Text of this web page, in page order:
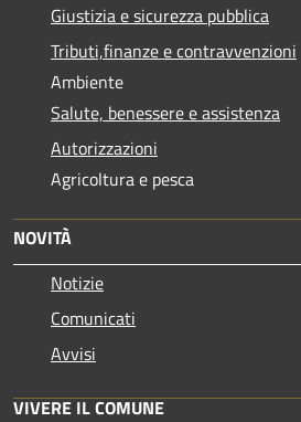
Giustizia e sicurezza pubblica
Tributi,finanze e contravvenzioni
Ambiente
Salute, benessere e assistenza
Autorizzazioni
Agricoltura e pesca
NOVITÀ
Notizie
Comunicati
Avvisi
VIVERE IL COMUNE